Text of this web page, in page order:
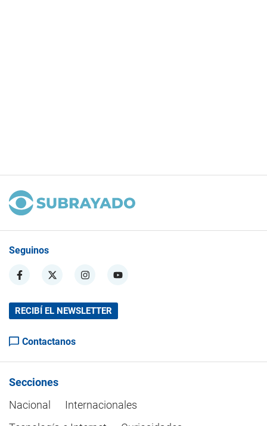
Seguinos
RECIBÍ EL NEWSLETTER
Contactanos
Secciones
Nacional
Internacionales